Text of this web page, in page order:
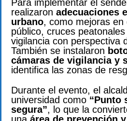
Para implementar el
realizaron adecuaciones
urbano, como mejoras en
público, cruces
vigilancia con perspectiva
También se instalaron
cámaras de vigilancia y
identifica las zonas de
Durante el evento, el
universidad como “Punto
segura”, lo que la